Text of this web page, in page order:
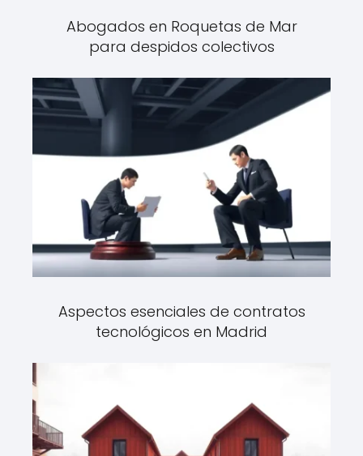
Abogados en Roquetas de Mar
para despidos colectivos
Aspectos esenciales de contratos
tecnológicos en Madrid